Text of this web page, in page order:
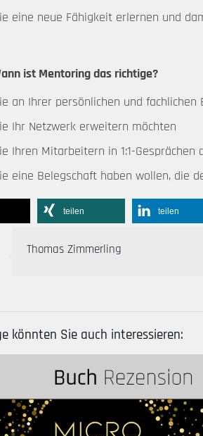
eine neue Fähigkeit erlernen und
ist Mentoring das richtige?
an Ihrer persönlichen und
Ihr Netzwerk erweitern möchten
Ihren Mitarbeitern in 1:1-
eine Belegschaft haben wollen, die
teilen teilen
Thomas Zimmerling
könnten Sie auch interessieren: